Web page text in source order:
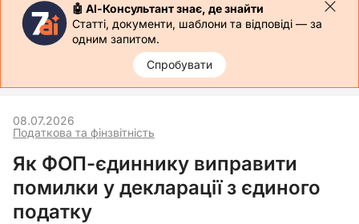
🤖 АІ-Консультант знає, де знайти
Статті, документи, шаблони та відповіді — за
одним запитом.
Спробувати
Податкова та фінзвітність
08.07.2026
Як ФОП-єдиннику виправити
помилки у декларації з єдиного
податку